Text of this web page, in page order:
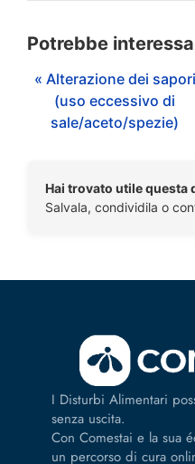
Potrebbe
« Alterazione dei sapori
(uso eccessivo di
sale/aceto/spezie)
Hai trovato utile questa
Salvala, condividila o
I Disturbi Alimentari
senza uscita.
Con Comestai e la sua
un percorso di cura